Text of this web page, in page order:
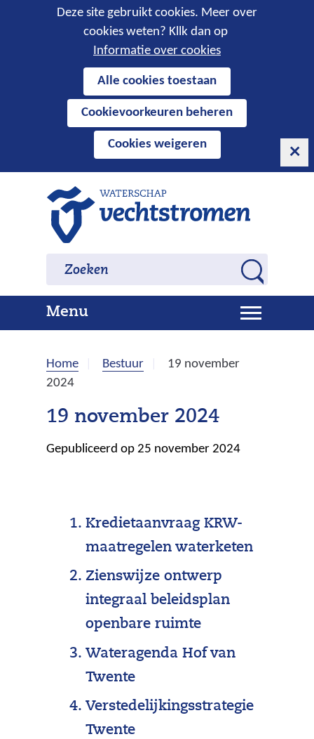
Cookies
toestaan?
Deze site gebruikt cookies. Meer over
cookies weten? Kllk dan op
Informatie over cookies
cookies
deze
website
worden
toegestaan
geweigerd.
Alle cookies toestaan
Cookievoorkeuren beheren
Cookies weigeren
naar
o
e
k
e
n
Zoeken Zoeken
MenuU
i
p
e
Home Bestuur
19 november
2024
19 november 2024
Gepubliceerd op 25 november 2024
Kredietaanvraag KRW-
maatregelen waterketen
Zienswijze ontwerp
integraal beleidsplan
openbare ruimte
Wateragenda Hof van
Twente
Verstedelijkingsstrategie
Twente